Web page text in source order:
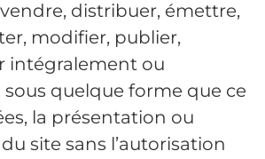
distribuer, émettre,
modifier, publier,
intégralement ou
quelque forme que ce
la présentation ou
site sans l’autorisation